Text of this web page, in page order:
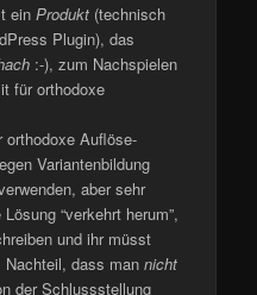
einProdukt (technisch
Plugin), das
:-), zum Nachspielen
für orthodoxe
orthodoxe Auflöse-
Variantenbildung
aber sehr
“verkehrt herum”,
und ihr müsst
Nachteil, dass mannicht
der Schlussstellung